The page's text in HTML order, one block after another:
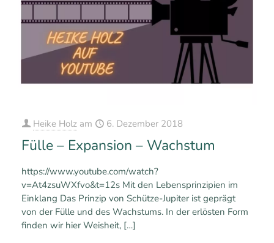
Heike Holz am 6. Dezember 2018
Fülle – Expansion – Wachstum
https://www.youtube.com/watch?
v=At4zsuWXfvo&t=12s Mit den Lebensprinzipien im
Einklang Das Prinzip von Schütze-Jupiter ist geprägt
von der Fülle und des Wachstums. In der erlösten Form
finden wir hier Weisheit, […]